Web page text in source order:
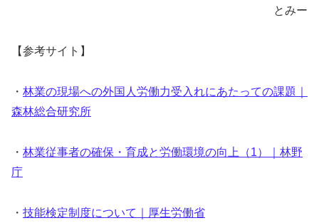
とみー
【参考サイト】
・ 林業の現場への外国人労働力受入れにあたっての課題｜
森林総合研究所
・ 林業従事者の確保・育成と労働環境の向上（1）｜林野
庁
・ 技能検定制度について｜厚生労働省